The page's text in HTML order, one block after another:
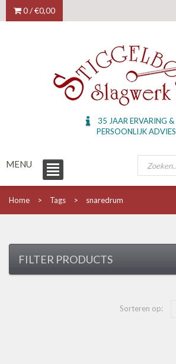
0 /€0,00
35 JAAR ERVARING &
PERSOONLIJK ADVIES
MENU
Home Tags snaredrum
FILTER PRODUCTS
Sorteren op: